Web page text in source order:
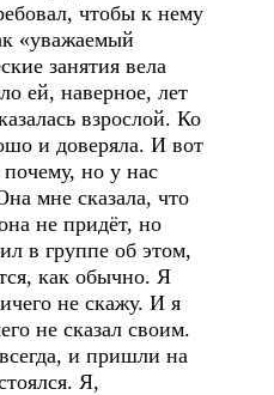
чтобы к нему
«уважаемый
занятия вела
ей, наверное, лет
взрослой. Ко
и доверяла. И вот
но у нас
мне сказала, что
не придёт, но
в группе об этом,
как обычно. Я
не скажу. И я
не сказал своим.
и пришли на
Я,